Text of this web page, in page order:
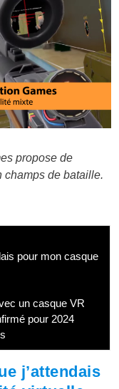
propose de
champs de bataille.
pour mon casque
un casque VR
pour 2024
j’attendais